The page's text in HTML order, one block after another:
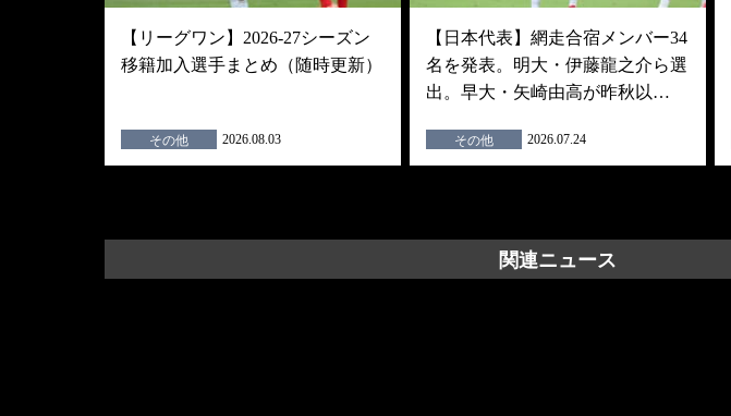
【リーグワン】2026-27シーズン
移籍加入選手まとめ（随時更新）
その他 2026.08.03
【日本代表】網走合宿メンバー34
名を発表。明大・伊藤龍之介ら選
出。早大・矢崎由高が昨秋以…
その他 2026.07.24
関連ニュース